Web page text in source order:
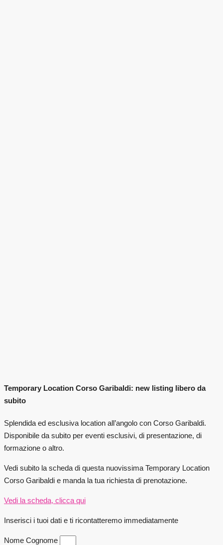
Temporary Location Corso Garibaldi: new listing libero da
subito
Splendida ed esclusiva location all’angolo con Corso Garibaldi.
Disponibile da subito per eventi esclusivi, di presentazione, di
formazione o altro.
Vedi subito la scheda di questa nuovissima Temporary Location
Corso Garibaldi e manda la tua richiesta di prenotazione.
Vedi la scheda, clicca qui
Inserisci i tuoi dati e ti ricontatteremo immediatamente
Nome Cognome